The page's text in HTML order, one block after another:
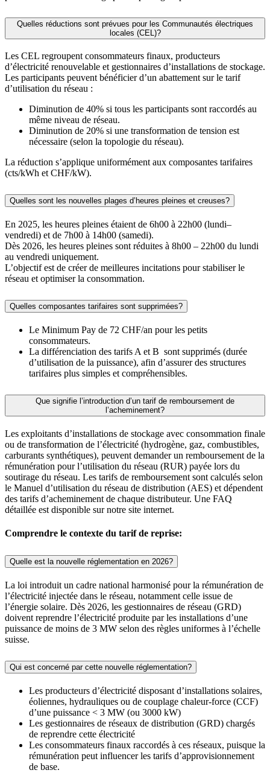
Quelles réductions sont prévues pour les Communautés électriques
locales (CEL)?
Les CEL regroupent consommateurs finaux, producteurs
d’électricité renouvelable et gestionnaires d’installations de stockage.
Les participants peuvent bénéficier d’un abattement sur le tarif
d’utilisation du réseau :
Diminution de 40% si tous les participants sont raccordés au
même niveau de réseau.
Diminution de 20% si une transformation de tension est
nécessaire (selon la topologie du réseau).
La réduction s’applique uniformément aux composantes tarifaires
(cts/kWh et CHF/kW).
Quelles sont les nouvelles plages d’heures pleines et creuses?
En 2025, les heures pleines étaient de 6h00 à 22h00 (lundi–
vendredi) et de 7h00 à 14h00 (samedi).
Dès 2026, les heures pleines sont réduites à 8h00 – 22h00 du lundi
au vendredi uniquement.
L’objectif est de créer de meilleures incitations pour stabiliser le
réseau et optimiser la consommation.
Quelles composantes tarifaires sont supprimées?
Le Minimum Pay de 72 CHF/an pour les petits
consommateurs.
La différenciation des tarifs A et B sont supprimés (durée
d’utilisation de la puissance), afin d’assurer des structures
tarifaires plus simples et compréhensibles.
Que signifie l’introduction d’un tarif de remboursement de
l’acheminement?
Les exploitants d’installations de stockage avec consommation finale
ou de transformation de l’électricité (hydrogène, gaz, combustibles,
carburants synthétiques), peuvent demander un remboursement de la
rémunération pour l’utilisation du réseau (RUR) payée lors du
soutirage du réseau. Les tarifs de remboursement sont calculés selon
le Manuel d’utilisation du réseau de distribution (AES) et dépendent
des tarifs d’acheminement de chaque distributeur. Une FAQ
détaillée est disponible sur notre site internet.
Comprendre le contexte du tarif de reprise:
Quelle est la nouvelle réglementation en 2026?
La loi introduit un cadre national harmonisé pour la rémunération de
l’électricité injectée dans le réseau, notamment celle issue de
l’énergie solaire. Dès 2026, les gestionnaires de réseau (GRD)
doivent reprendre l’électricité produite par les installations d’une
puissance de moins de 3 MW selon des règles uniformes à l’échelle
suisse.
Qui est concerné par cette nouvelle réglementation?
Les producteurs d’électricité disposant d’installations solaires,
éoliennes, hydrauliques ou de couplage chaleur-force (CCF)
d’une puissance < 3 MW (ou 3000 kW)
Les gestionnaires de réseaux de distribution (GRD) chargés
de reprendre cette électricité
Les consommateurs finaux raccordés à ces réseaux, puisque la
rémunération peut influencer les tarifs d’approvisionnement
de base.